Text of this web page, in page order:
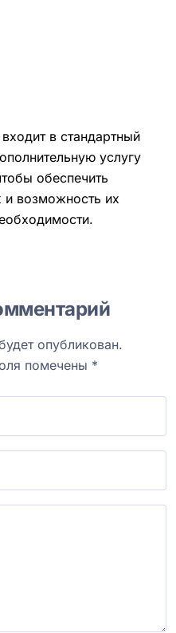
в стандартный
услугу
обеспечить
и возможность их
опубликован.
помечены *